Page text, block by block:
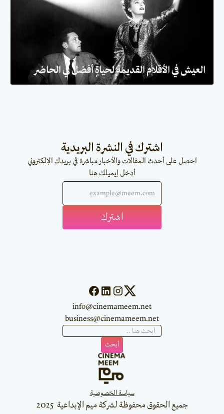
العيش في الأفلام القديمة لحياةٍ أفضل في الحاضر
اشترك في النشرة البريدية
احصل على أحدث المقالات والأخبار مباشرة في بريدك الإلكتروني
أدخل إيميلك هنا
info@cinemameem.net
business@cinemameem.net
سياسة الخصوصية
جميع الحقوق محفوظة لشركة ميم الإبداعية 2025